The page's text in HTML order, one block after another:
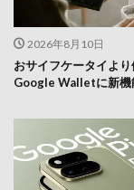
2026年8月10日
おサイフケータイより
Google Walletに新機